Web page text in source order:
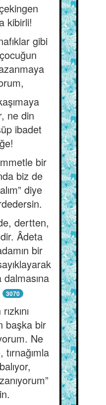
kibirli!
gibi
ne din
ibadet
bir
biz de
diye
dertten,
Âdeta
bir
3070
başka bir
Ne